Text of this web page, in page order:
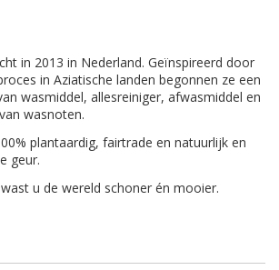
in 2013 in Nederland. Geïnspireerd door
in Aziatische landen begonnen ze een
wasmiddel, allesreiniger, afwasmiddel en
wasnoten.
plantaardig, fairtrade en natuurlijk en
geur.
u de wereld schoner én mooier.